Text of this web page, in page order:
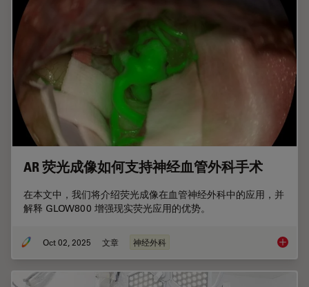
AR 荧光成像如何支持神经血管外科手术
在本文中，我们将介绍荧光成像在血管神经外科中的应用，并
解释 GLOW800 增强现实荧光应用的优势。
Oct 02, 2025 文章 神经外科 AR 荧